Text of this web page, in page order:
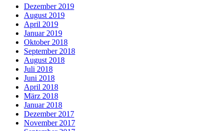
Dezember 2019
August 2019
April 2019
Januar 2019
Oktober 2018
September 2018
August 2018
Juli 2018
Juni 2018
April 2018
März 2018
Januar 2018
Dezember 2017
November 2017